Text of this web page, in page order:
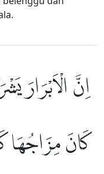
اِنَّ الْاَبْرَارَ
كَانَ مِزَاجُهَا